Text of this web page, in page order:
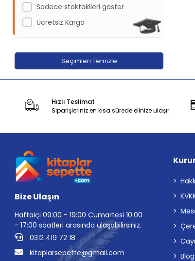
Açı Yayınları
ADAKÜLTÜR
Adeda Yayınları
Aden Yayıncılık
Agapi Yayınları
Aile Yayınları
AKABE HEDİYELİK
Akademi Çocuk
Akademi Çocuk - Funny Mat
Akademi Denizi Yayınları
Akaşa Yayınları
Akçağ Yayınları
Akil Yayınevi
Sadece stoktakileri göster
Ücretsiz Kargo
Seçimleri Temizle
Hızlı Teslimat
Siparişleriniz en kısa sürede elinize ulaşır.
Bize Ulaşın
Haftaiçi 09:00 - 19:00 Cumartesi 10:00
- 17:00 saatleri arasında ulaşabilirsiniz.
0312 419 72 18
kitaplarsepette@gmail.com
Blog